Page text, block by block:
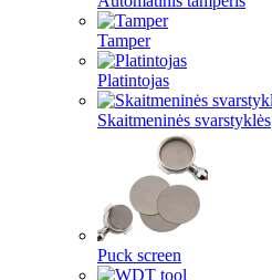
Tamper
Platintojas
Skaitmeninės svarstyklės
Puck screen